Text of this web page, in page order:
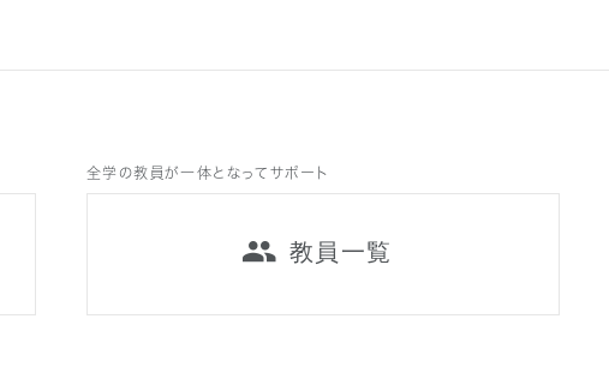
全学の教員が一体となってサポート
教員一覧